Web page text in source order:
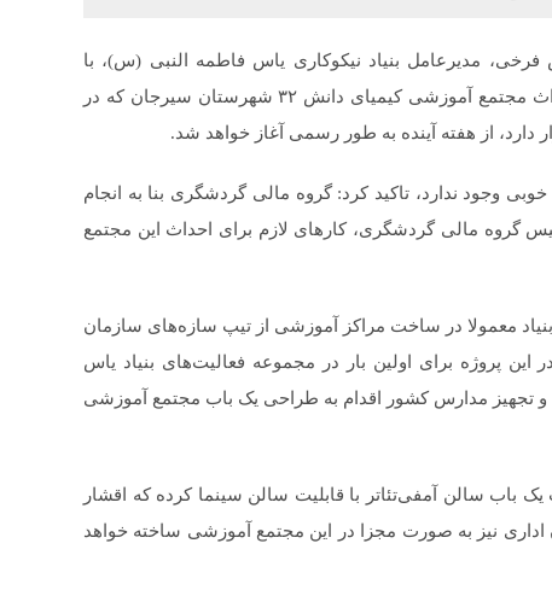
مدیرعامل بنیاد نیکوکاری یاس فاطمه النبی (س)، با
اشاره به مراحل ابتدایی آغاز این پروژه گفت: پروژه احداث مجتمع آموزشی کیمیای دانش ۳۲ شهرستان سیرجان که در
از هفته آینده به طور رسمی آغاز خواهد شد.
وجود ندارد، تاکید کرد: گروه مالی گردشگری بنا به انجام
گروه مالی گردشگری، کارهای لازم برای احداث این مجتمع
معمولا در ساخت مراکز آموزشی از تیپ سازه‌های سازمان
پروژه برای اولین بار در مجموعه فعالیت‌های بنیاد یاس
تجهیز مدارس کشور اقدام به طراحی یک باب مجتمع آموزشی
یک باب سالن آمفی‌تئاتر با قابلیت سالن سینما کرده که اقشار
اداری نیز به صورت مجزا در این مجتمع آموزشی ساخته خواهد